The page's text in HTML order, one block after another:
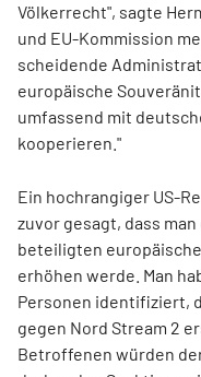
Völkerrecht", sagte
und EU-Kommission
scheidende
europäische
umfassend mit
kooperieren."
Ein hochrangiger US-
zuvor gesagt, dass
beteiligten
erhöhen werde. Man
Personen identifiziert,
gegen Nord Stream 2
Betroffenen würden